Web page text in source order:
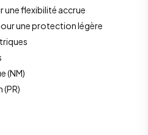
flexibilité accrue
une protection légère
(NM)